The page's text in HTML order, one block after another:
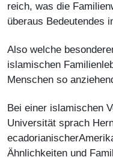
reich, was die
überaus Bedeutendes
Also welche
islamischen
Menschen so
Bei einer islamischen
Universität sprach
Ähnlichkeiten und